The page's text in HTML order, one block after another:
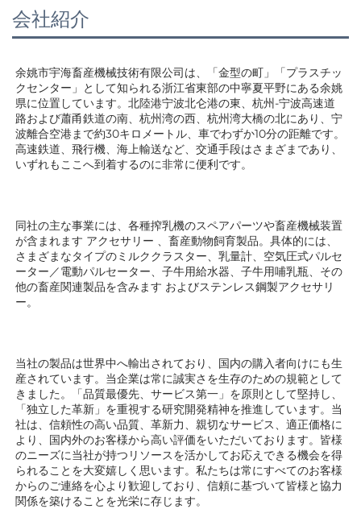
会社紹介
余姚市宇海畜産機械技術有限公司は、「金型の町」「プラスチッ
クセンター」として知られる浙江省東部の中寧夏平野にある余姚
県に位置しています。北陸港宁波北仑港の東、杭州-宁波高速道
路および蕭甬鉄道の南、杭州湾の西、杭州湾大橋の北にあり、宁
波離合空港まで約30キロメートル、車でわずか10分の距離です。
高速鉄道、飛行機、海上輸送など、交通手段はさまざまであり、
いずれもここへ到着するのに非常に便利です。
同社の主な事業には、各種搾乳機のスペアパーツや畜産機械装置
が含まれます アクセサリー 、畜産動物飼育製品。具体的には、
さまざまなタイプのミルククラスター、乳量計、空気圧式パルセ
ーター／電動パルセーター、子牛用給水器、子牛用哺乳瓶、その
他の畜産関連製品を含みます およびステンレス鋼製アクセサリ
ー。
当社の製品は世界中へ輸出されており、国内の購入者向けにも生
産されています。当企業は常に誠実さを生存のための規範として
きました。「品質最優先、サービス第一」を原則として堅持し、
「独立した革新」を重視する研究開発精神を推進しています。当
社は、信頼性の高い品質、革新力、親切なサービス、適正価格に
より、国内外のお客様から高い評価をいただいております。皆様
のニーズに当社が持つリソースを活かしてお応えできる機会を得
られることを大変嬉しく思います。私たちは常にすべてのお客様
からのご連絡を心より歓迎しており、信頼に基づいて皆様と協力
関係を築けることを光栄に存じます。